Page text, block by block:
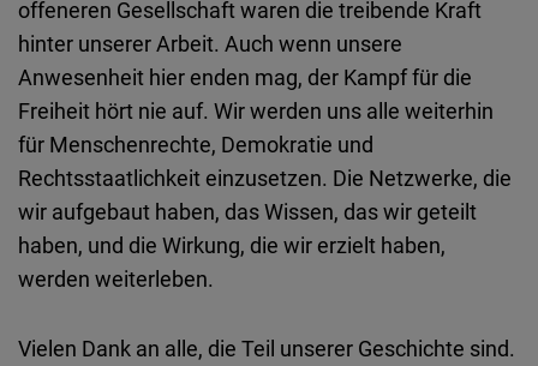
offeneren Gesellschaft waren die treibende Kraft
hinter unserer Arbeit. Auch wenn unsere
Anwesenheit hier enden mag, der Kampf für die
Freiheit hört nie auf. Wir werden uns alle weiterhin
für Menschenrechte, Demokratie und
Rechtsstaatlichkeit einzusetzen. Die Netzwerke, die
wir aufgebaut haben, das Wissen, das wir geteilt
haben, und die Wirkung, die wir erzielt haben,
werden weiterleben.
Vielen Dank an alle, die Teil unserer Geschichte sind.